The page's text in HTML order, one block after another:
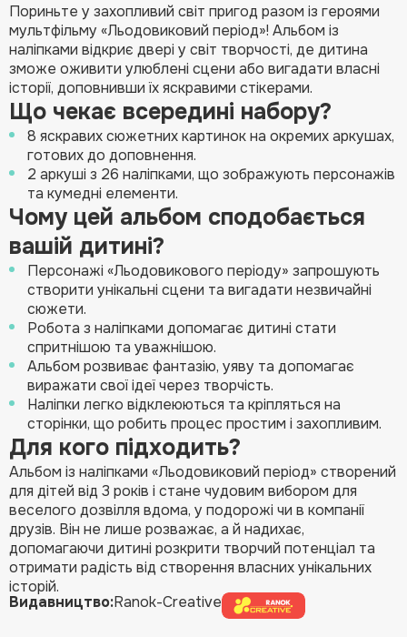
Пориньте у захопливий світ пригод разом із героями
мультфільму «Льодовиковий період»! Альбом із
наліпками відкриє двері у світ творчості, де дитина
зможе оживити улюблені сцени або вигадати власні
історії, доповнивши їх яскравими стікерами.
Що чекає всередині набору?
8 яскравих сюжетних картинок на окремих аркушах,
готових до доповнення.
2 аркуші з 26 наліпками, що зображують персонажів
та кумедні елементи.
Чому цей альбом сподобається
вашій дитині?
Персонажі «Льодовикового періоду» запрошують
створити унікальні сцени та вигадати незвичайні
сюжети.
Робота з наліпками допомагає дитині стати
спритнішою та уважнішою.
Альбом розвиває фантазію, уяву та допомагає
виражати свої ідеї через творчість.
Наліпки легко відклеюються та кріпляться на
сторінки, що робить процес простим і захопливим.
Для кого підходить?
Альбом із наліпками «Льодовиковий період» створений
для дітей від 3 років і стане чудовим вибором для
веселого дозвілля вдома, у подорожі чи в компанії
друзів. Він не лише розважає, а й надихає,
допомагаючи дитині розкрити творчий потенціал та
отримати радість від створення власних унікальних
історій.
Видавництво:Ranok-Creative